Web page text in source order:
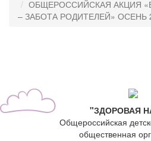
ОБЩЕРОССИЙСКАЯ АКЦИЯ
– ЗАБОТА РОДИТЕЛЕЙ» ОСЕНЬ
"ЗДОРОВАЯ
Общероссийская
общественная